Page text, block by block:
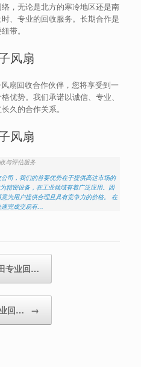
，无论是北方的寒冷地区还是南
、专业的回收服务。长期合作是
带。
风扇
扇回收合作伙伴，您将享受到一
优势。我们承诺以诚信、专业、
久的合作关系。
风扇
与评估服务
司，我们的首要优势在于提供高达市场的
精密设备，在工业领域有着广泛应用。因
为用户提供合理且具有竞争力的价格。 在
速完成交易有…
专业回…
回… →